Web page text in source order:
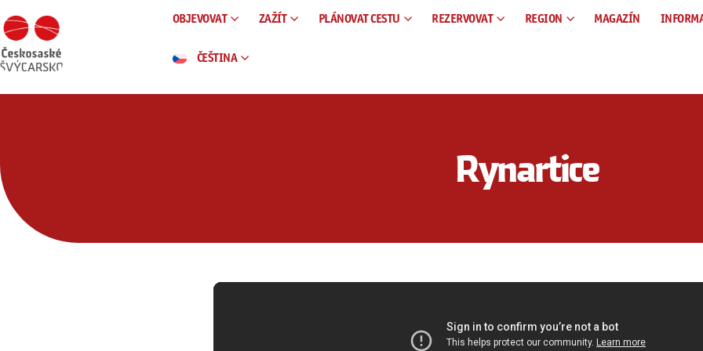
OBJEVOVAT ZAŽÍT PLÁNOVAT CESTU REZERVOVAT REGION MAGAZÍN
ČEŠTINA
Rynartice